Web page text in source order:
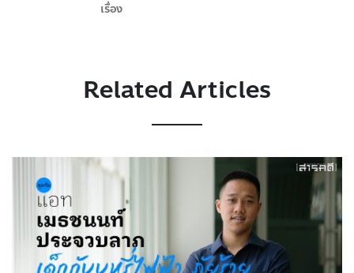
เรื่อง
Related Articles